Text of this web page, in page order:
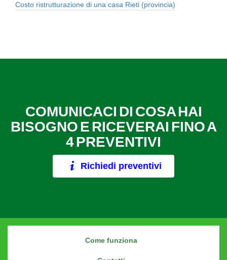
Costo ristrutturazione di una casa Rieti (provincia)
COMUNICACI DI COSA HAI
BISOGNO E RICEVERAI FINO A
4 PREVENTIVI
Richiedi preventivi
Come funziona